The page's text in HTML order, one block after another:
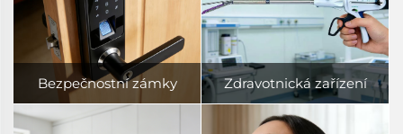
Bezpečnostní zámky Zdravotnická zařízení